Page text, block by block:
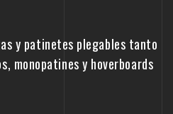
y patinetes plegables tanto
monopatines y hoverboards